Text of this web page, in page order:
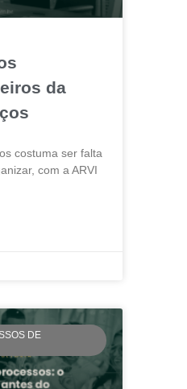
da
costuma ser falta
com a ARVI
DE